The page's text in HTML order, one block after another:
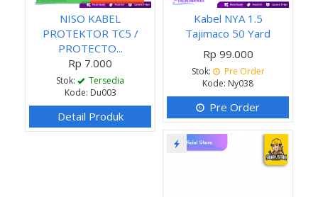
NISO KABEL
PROTEKTOR TC5 /
PROTECTO...
Rp 7.000
Stok:
Tersedia
Kode: Du003
Detail Produk
Kabel NYA 1.5
Tajimaco 50 Yard
Rp 99.000
Stok:
Pre Order
Kode: Ny038
Pre Order